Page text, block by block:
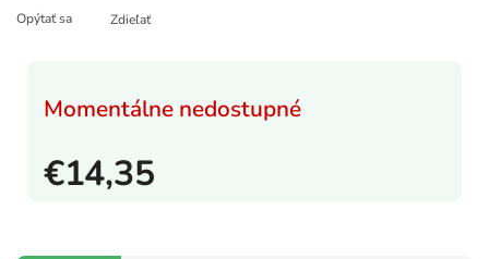
€14,35
Momentálne nedostupné
Opýtať sa Zdieľať